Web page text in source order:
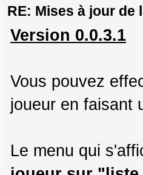
RE: Mises à jour de
Version 0.0.3.1
Vous pouvez
joueur en faisant
Le menu qui